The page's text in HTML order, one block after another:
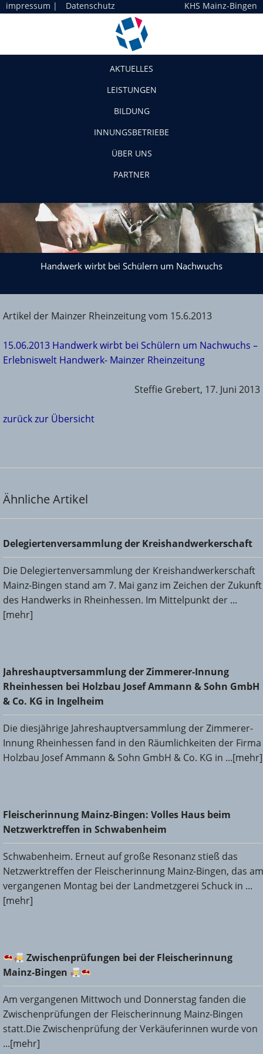
impressum | Datenschutz KHS Mainz-Bingen
AKTUELLES
LEISTUNGEN
BILDUNG
INNUNGSBETRIEBE
ÜBER UNS
PARTNER
Handwerk wirbt bei Schülern um Nachwuchs
Artikel der Mainzer Rheinzeitung vom 15.6.2013
15.06.2013 Handwerk wirbt bei Schülern um Nachwuchs –
Erlebniswelt Handwerk- Mainzer Rheinzeitung
Steffie Grebert, 17. Juni 2013
zurück zur Übersicht
Ähnliche Artikel
Delegiertenversammlung der Kreishandwerkerschaft
Delegiertenversammlung der Kreishandwerkerschaft
Die Delegiertenversammlung der Kreishandwerkerschaft
Mainz-Bingen stand am 7. Mai ganz im Zeichen der Zukunft
des Handwerks in Rheinhessen. Im Mittelpunkt der ...
[mehr]
Jahreshauptversammlung der Zimmerer-Innung
Rheinhessen bei Holzbau Josef Ammann & Sohn GmbH &
Co. KG in Ingelheim
Jahreshauptversammlung der Zimmerer-Innung
Rheinhessen bei Holzbau Josef Ammann & Sohn GmbH
& Co. KG in Ingelheim
Die diesjährige Jahreshauptversammlung der Zimmerer-
Innung Rheinhessen fand in den Räumlichkeiten der Firma
Holzbau Josef Ammann & Sohn GmbH & Co. KG in ...[mehr]
Fleischerinnung Mainz-Bingen: Volles Haus beim
Netzwerktreffen in Schwabenheim
Fleischerinnung Mainz-Bingen: Volles Haus beim
Netzwerktreffen in Schwabenheim
Schwabenheim. Erneut auf große Resonanz stieß das
Netzwerktreffen der Fleischerinnung Mainz-Bingen, das am
vergangenen Montag bei der Landmetzgerei Schuck in ...
[mehr]
Zwischenprüfungen bei der Fleischerinnung Mainz-
Bingen
Zwischenprüfungen bei der Fleischerinnung
Mainz-Bingen
Am vergangenen Mittwoch und Donnerstag fanden die
Zwischenprüfungen der Fleischerinnung Mainz-Bingen
statt.Die Zwischenprüfung der Verkäuferinnen wurde von
...[mehr]